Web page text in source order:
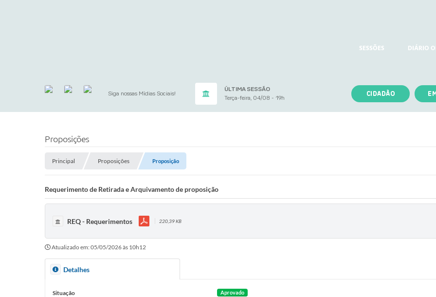
SESSÕES DIÁRIO
Siga nossas Mídias Sociais!
ÚLTIMA SESSÃO
Terça-feira, 04/08 - 19h
CIDADÃO
Proposições
Principal Proposições Proposição
Requerimento de Retirada e Arquivamento de proposição
REQ - Requerimentos 220,39 KB
Atualizado em: 05/05/2026 às 10h12
Detalhes
Situação Aprovado